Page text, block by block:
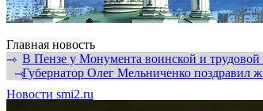
Главная новость
⇾ В Пензе у Монумента воинской и
⇾Губернатор Олег Мельниченко поздравил
Новости smi2.ru